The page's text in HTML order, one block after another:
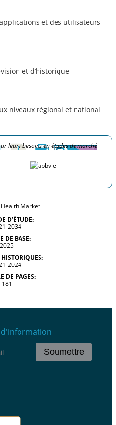
et des utilisateurs
et d’historique
niveaux régional et national
leurs besoins en études de marché
D’ÉTUDE:
2034
DE BASE:
2025
2024
DE PAGES:
181
d'information
Soumettre